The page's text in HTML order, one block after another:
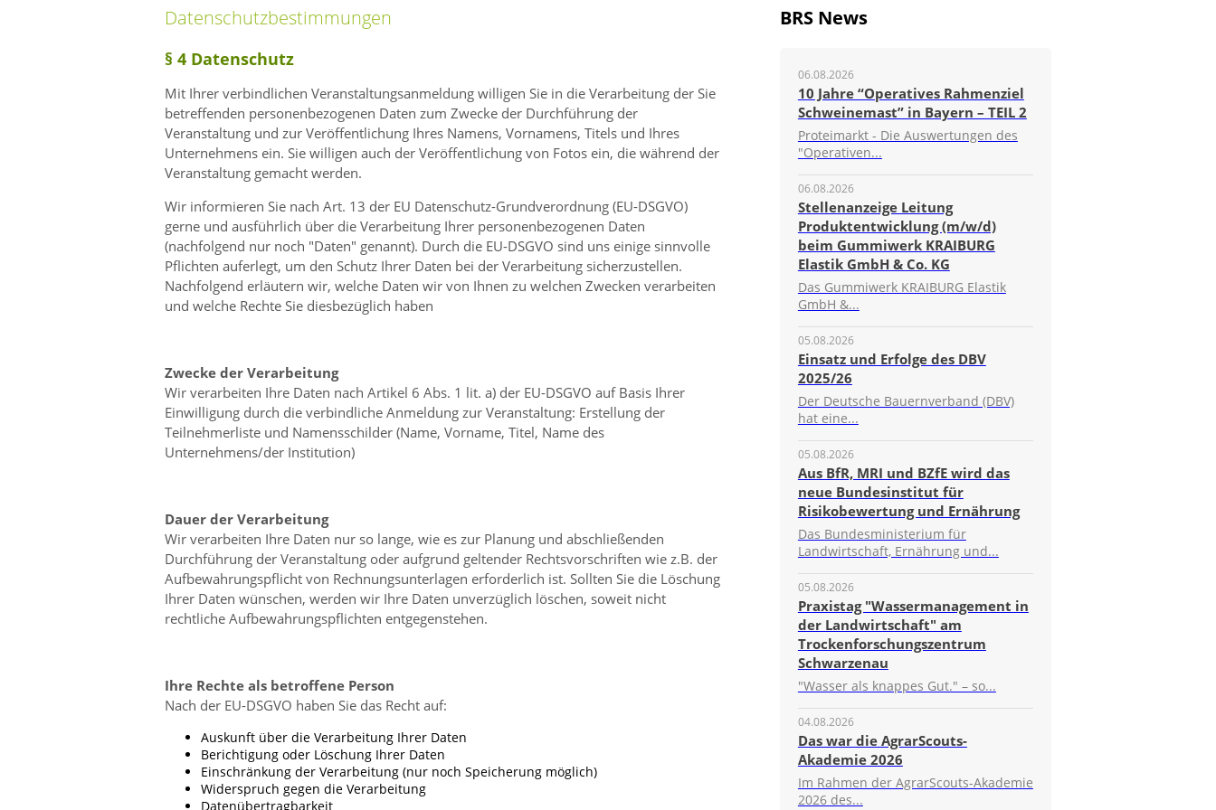
BRS News
06.08.2026
10 Jahre “Operatives Rahmenziel
Schweinemast” in Bayern – TEIL 2
Proteimarkt - Die Auswertungen des
"Operativen...
06.08.2026
Stellenanzeige Leitung
Produktentwicklung (m/w/d)
beim Gummiwerk KRAIBURG
Elastik GmbH & Co. KG
Das Gummiwerk KRAIBURG Elastik
GmbH &...
05.08.2026
Einsatz und Erfolge des DBV
2025/26
Der Deutsche Bauernverband (DBV)
hat eine...
05.08.2026
Aus BfR, MRI und BZfE wird das
neue Bundesinstitut für
Risikobewertung und Ernährung
Das Bundesministerium für
Landwirtschaft, Ernährung und...
05.08.2026
Praxistag "Wassermanagement in
der Landwirtschaft" am
Trockenforschungszentrum
Schwarzenau
"Wasser als knappes Gut." – so...
04.08.2026
Das war die AgrarScouts-
Akademie 2026
Im Rahmen der AgrarScouts-Akademie
2026 des...
Datenschutzbestimmungen
§ 4 Datenschutz
Mit Ihrer verbindlichen Veranstaltungsanmeldung willigen Sie in die Verarbeitung der Sie
betreffenden personenbezogenen Daten zum Zwecke der Durchführung der
Veranstaltung und zur Veröffentlichung Ihres Namens, Vornamens, Titels und Ihres
Unternehmens ein. Sie willigen auch der Veröffentlichung von Fotos ein, die während der
Veranstaltung gemacht werden.
Wir informieren Sie nach Art. 13 der EU Datenschutz-Grundverordnung (EU-DSGVO)
gerne und ausführlich über die Verarbeitung Ihrer personenbezogenen Daten
(nachfolgend nur noch Daten genannt). Durch die EU-DSGVO sind uns einige sinnvolle
Pflichten auferlegt, um den Schutz Ihrer Daten bei der Verarbeitung sicherzustellen.
Nachfolgend erläutern wir, welche Daten wir von Ihnen zu welchen Zwecken verarbeiten
und welche Rechte Sie diesbezüglich haben
Zwecke der Verarbeitung
Wir verarbeiten Ihre Daten nach Artikel 6 Abs. 1 lit. a) der EU-DSGVO auf Basis Ihrer
Einwilligung durch die verbindliche Anmeldung zur Veranstaltung: Erstellung der
Teilnehmerliste und Namensschilder (Name, Vorname, Titel, Name des
Unternehmens/der Institution)
Dauer der Verarbeitung
Wir verarbeiten Ihre Daten nur so lange, wie es zur Planung und abschließenden
Durchführung der Veranstaltung oder aufgrund geltender Rechtsvorschriften wie z.B. der
Aufbewahrungspflicht von Rechnungsunterlagen erforderlich ist. Sollten Sie die Löschung
Ihrer Daten wünschen, werden wir Ihre Daten unverzüglich löschen, soweit nicht
rechtliche Aufbewahrungspflichten entgegenstehen.
Ihre Rechte als betroffene Person
Nach der EU-DSGVO haben Sie das Recht auf:
Auskunft über die Verarbeitung Ihrer Daten
Berichtigung oder Löschung Ihrer Daten
Einschränkung der Verarbeitung (nur noch Speicherung möglich)
Widerspruch gegen die Verarbeitung
Datenübertragbarkeit